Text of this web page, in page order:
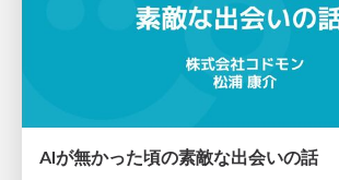
AIが無かった頃の素敵な出会いの話